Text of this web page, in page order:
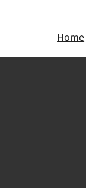
Home